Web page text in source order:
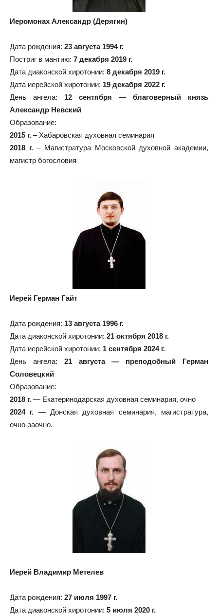
Иеромонах Александр (Дерягин)
Дата рождения: 23 августа 1994 г.
Постриг в мантию: 7 декабря 2019 г.
Дата диаконской хиротонии: 8 декабря 2019 г.
Дата иерейской хиротонии: 19 декабря 2022 г.
День ангела: 12 сентября — благоверный князь
Александр Невский
Образование:
2015 г. – Хабаровская духовная семинария
2018 г.– Магистратура Московской духовной академии,
магистр богословия
Иерей Герман Гайт
Дата рождения: 13 августа 1996 г.
Дата диаконской хиротонии: 21 октября 2018 г.
Дата иерейской хиротонии: 1 сентября 2024 г.
День ангела: 21 августа — преподобный Герман
Соловецкий
Образование:
2018 г. — Екатеринодарская духовная семинария, очно
2024 г. — Донская духовная семинария, магистратура,
очно-заочно.
Иерей Владимир Метелев
Дата рождения: 27 июля 1997 г.
Дата диаконской хиротонии: 5 июля 2020 г.